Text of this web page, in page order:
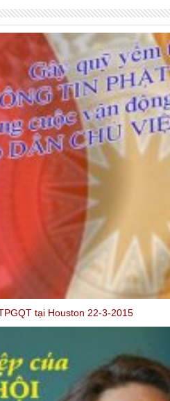
LHQ Geneva (20.6.2014)(tiếng